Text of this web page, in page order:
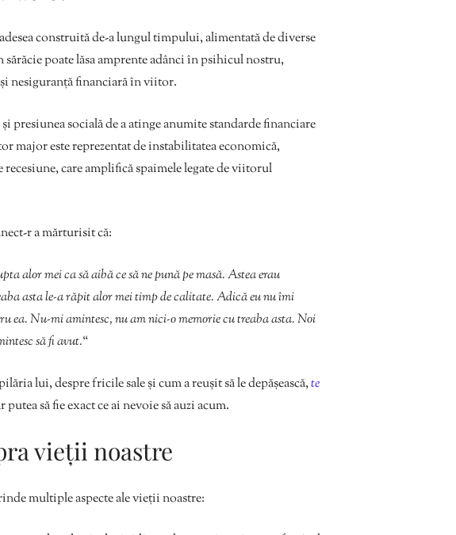
construită de-a lungul timpului, alimentată de diverse
sărăcie poate lăsa amprente adânci în psihicul nostru,
nesiguranță financiară în viitor.
și presiunea socială de a atinge anumite standarde financiare
major este reprezentat de instabilitatea economică,
care amplifică spaimele legate de viitorul
r a mărturisit că:
alor mei ca să aibă ce să ne pună pe masă. Astea erau
asta le-a răpit alor mei timp de calitate. Adică eu nu îmi
ea. Nu-mi amintesc, nu am nici-o memorie cu treaba asta. Noi
să fi avut.“
lui, despre fricile sale și cum a reușit să le depășească,te
putea să fie exact ce ai nevoie să auzi acum.
vieții noastre
multiple aspecte ale vieții noastre: